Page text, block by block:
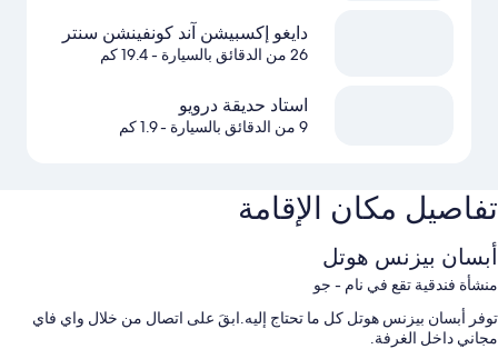
دايغو إكسبيشن آند كونفينشن سنتر
26 من الدقائق بالسيارة - 19.4 كم
استاد حديقة درويو
9 من الدقائق بالسيارة - 1.9 كم
تفاصيل مكان الإقامة
أبسان بيزنس هوتل
منشأة فندقية تقع في نام - جو
توفر أبسان بيزنس هوتل كل ما تحتاج إليه.ابقَ على اتصال من خلال واي فاي
مجاني داخل الغرفة.